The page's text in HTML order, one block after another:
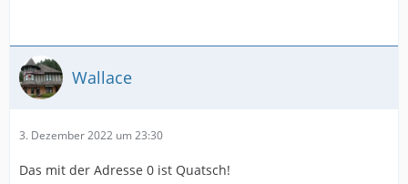
Wallace
3. Dezember 2022 um 23:30
Das mit der Adresse 0 ist Quatsch!